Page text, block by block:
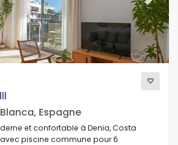
Next
Espagne
et confortable à Denia, Costa
piscine commune pour 6